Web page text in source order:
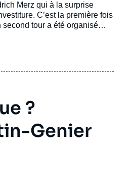
Merz qui à la surprise
C’est la première fois
second tour a été organisé
?
Genier